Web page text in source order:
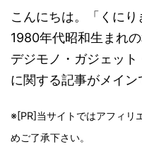
こんにちは。「くにり
1980年代昭和生まれの
デジモノ・ガジェッ
に関する記事がメイン
※[PR]当サイトではアフィリ
めご了承下さい。